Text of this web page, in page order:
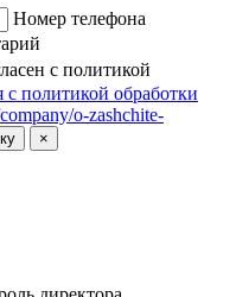
Номер телефона
с политикой
с политикой обработки
o-zashchite-
×